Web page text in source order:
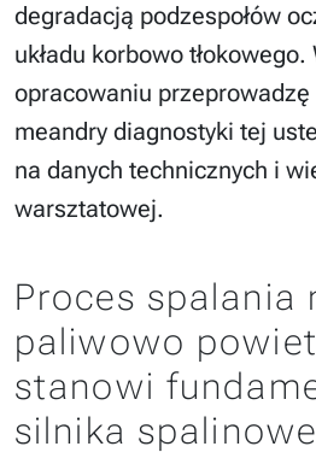
degradacją podzespołów
układu korbowo
opracowaniu
meandry diagnostyki tej
na danych technicznych i
warsztatowej.
Proces spalania
paliwowo
stanowi
silnika